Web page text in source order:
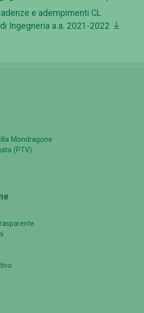
e adempimenti CL
Ingegneria a.a. 2021-2022
Mondragone
(PTV)